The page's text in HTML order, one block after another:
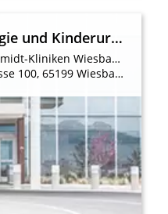
Klinik für Urologie und Kinderurologie
Helios Dr. Horst-Schmidt-Kliniken Wiesbaden
100, 65199 Wiesbaden